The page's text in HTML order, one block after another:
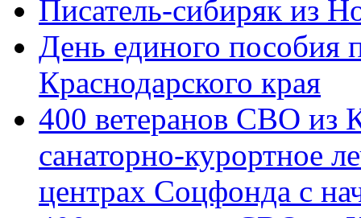
Писатель-сибиряк из
День единого пособия
Краснодарского края
400 ветеранов СВО из
санаторно-курортное
центрах Соцфонда с